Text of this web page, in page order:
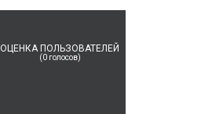
ОЦЕНКА ПОЛЬЗОВАТЕЛЕЙ
(0голосов)